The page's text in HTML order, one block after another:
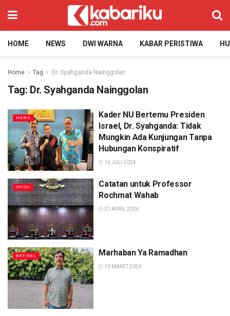
HOME NEWS DWI WARNA KABAR PERISTIWA
Home Tag Dr. Syahganda Nainggolan
Tag: Dr. Syahganda Nainggolan
NEWS
Kader NU Bertemu Presiden
Israel, Dr. Syahganda: Tidak
Mungkin Ada Kunjungan Tanpa
Hubungan Konspiratif
16 JULI 2024
OPINI
Catatan untuk Professor
Rochmat Wahab
21 APRIL 2024
ARTIKEL Marhaban Ya Ramadhan
10 MARET 2024